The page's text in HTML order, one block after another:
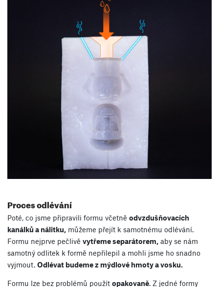
Proces odlévání
Poté, co jsme připravili formu včetně odvzdušňovacích
kanálků a nálitku, můžeme přejít k samotnému odlévání.
Formu nejprve pečlivě vytřeme separátorem, aby se nám
samotný odlitek k formě nepřilepil a mohli jsme ho snadno
vyjmout. Odlévat budeme z mýdlové hmoty a vosku.
Formu lze bez problémů použít opakovaně. Z jedné formy